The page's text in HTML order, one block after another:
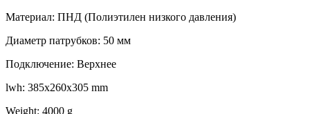
Материал: ПНД (Полиэтилен низкого давления)
Диаметр патрубков: 50 мм
Подключение: Верхнее
lwh: 385x260x305 mm
Weight: 4000 g